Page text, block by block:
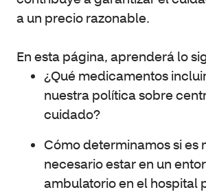
a un precio razonable.
En esta página, aprenderá lo
¿Qué medicamentos
nuestra política sobre
cuidado?
Cómo determinamos si es
necesario estar en un
ambulatorio en el hospital